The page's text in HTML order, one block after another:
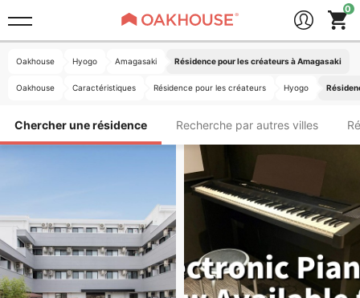
Oakhouse Hyogo Amagasaki Résidence pour les créateurs à Amagasaki
Oakhouse Caractéristiques Résidence pour les créateurs Hyogo
Chercher une résidence Recherche par autres villes